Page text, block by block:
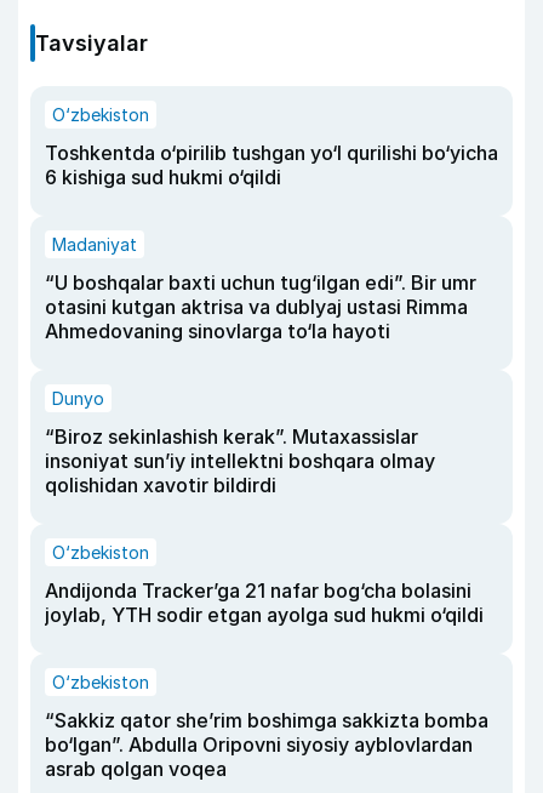
Tavsiyalar
O‘zbekiston
Toshkentda o‘pirilib tushgan yo‘l qurilishi bo‘yicha
6 kishiga sud hukmi o‘qildi
Madaniyat
“U boshqalar baxti uchun tug‘ilgan edi”. Bir umr
otasini kutgan aktrisa va dublyaj ustasi Rimma
Ahmedovaning sinovlarga to‘la hayoti
Dunyo
“Biroz sekinlashish kerak”. Mutaxassislar
insoniyat sun’iy intellektni boshqara olmay
qolishidan xavotir bildirdi
O‘zbekiston
Andijonda Tracker’ga 21 nafar bog‘cha bolasini
joylab, YTH sodir etgan ayolga sud hukmi o‘qildi
O‘zbekiston
“Sakkiz qator she’rim boshimga sakkizta bomba
bo‘lgan”. Abdulla Oripovni siyosiy ayblovlardan
asrab qolgan voqea